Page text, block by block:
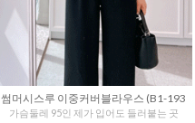
썸머시스루 이중커버블라우스 (B1-193
가슴둘레 95인 제가 입어도 들러붙는 곳